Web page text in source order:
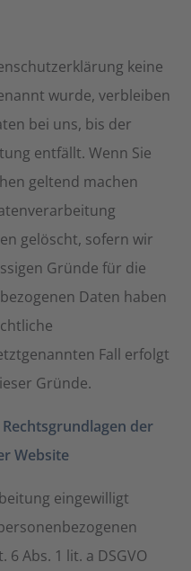
keine
wurde, verbleiben
bei uns, bis der
entfällt. Wenn Sie
geltend machen
gelöscht, sofern wir
Gründe für die
Daten haben
Fall erfolgt
Gründe.
der
Website
eingewilligt
Abs. 1 lit. a DSGVO